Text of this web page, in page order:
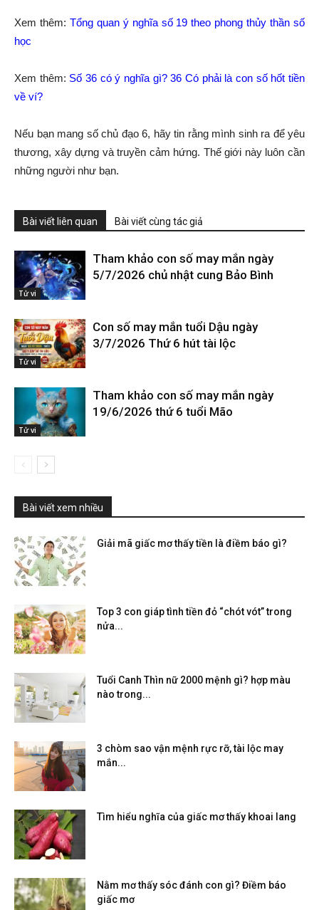
Xem thêm: Tổng quan ý nghĩa số 19 theo phong thủy thần số
học
Xem thêm: Số 36 có ý nghĩa gì? 36 Có phải là con số hốt tiền
về ví?
Nếu bạn mang số chủ đạo 6, hãy tin rằng mình sinh ra để yêu
thương, xây dựng và truyền cảm hứng. Thế giới này luôn cần
những người như bạn.
Bài viết liên quan Bài viết cùng tác giả
Tử vi
Tham khảo con số may mắn ngày
5/7/2026 chủ nhật cung Bảo Bình
Tử vi
Con số may mắn tuổi Dậu ngày
3/7/2026 Thứ 6 hút tài lộc
Tử vi
Tham khảo con số may mắn ngày
19/6/2026 thứ 6 tuổi Mão
Bài viết xem nhiều
Giải mã giấc mơ thấy tiền là điềm báo gì?
Top 3 con giáp tình tiền đỏ “chót vót” trong
nửa...
Tuổi Canh Thìn nữ 2000 mệnh gì? hợp màu
nào trong...
3 chòm sao vận mệnh rực rỡ, tài lộc may
mắn...
Tìm hiểu nghĩa của giấc mơ thấy khoai lang
Nằm mơ thấy sóc đánh con gì? Điềm báo
giấc mơ